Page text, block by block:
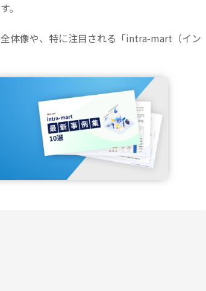
。
体像や、特に注目される「intra-mart（イン